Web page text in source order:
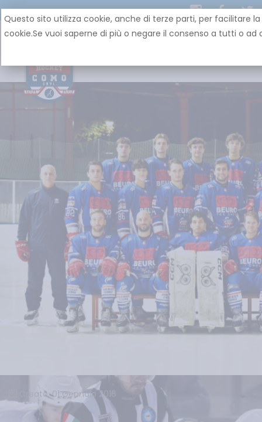
Creato: 01 Gennaio 2016
Questo sito utilizza cookie, anche di terze parti, per facilitare
cookie.Se vuoi saperne di più o negare il consenso a tutti o ad